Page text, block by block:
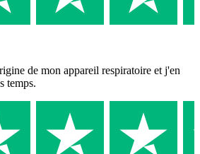
de mon appareil respiratoire et j'en
temps.